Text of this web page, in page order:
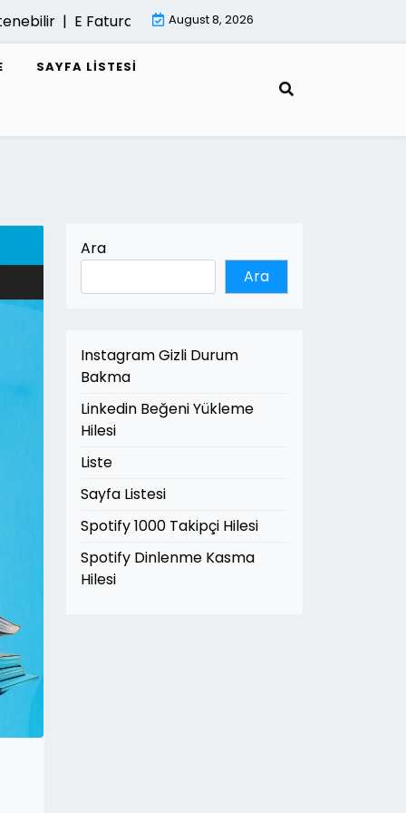
|E Fatura Sisteminde Performans Sorunlari |
August 8, 2026
SAYFA LISTESI
Ara
Ara
Instagram Gizli Durum
Bakma
Linkedin Beğeni Yükleme
Hilesi
Liste
Sayfa Listesi
Spotify 1000 Takipçi Hilesi
Spotify Dinlenme Kasma
Hilesi